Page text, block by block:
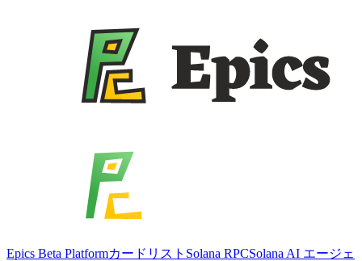
Epics Beta Platformカードリスト Solana RPCSolana AI エージェ